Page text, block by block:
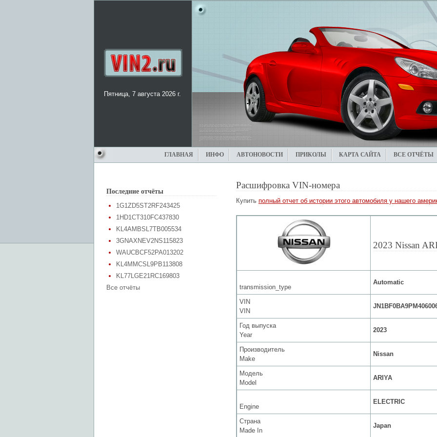
Пятница, 7 августа 2026 г.
ГЛАВНАЯ ИНФО АВТОНОВОСТИ ПРИКОЛЫ КАРТА САЙТА ВСЕ ОТЧЁТЫ
Последние отчёты
1G1ZD5ST2RF243425
1HD1CT310FC437830
KL4AMBSL7TB005534
3GNAXNEV2NS115823
WAUCBCF52PA013202
KL4MMCSL9PB113808
KL77LGE21RC169803
Все отчёты
Расшифровка VIN-номера
Купить полный отчет об истории этого автомобиля у нашего
2023 Nissan
transmission_type
Automatic
VIN
VIN
Год выпуска
Year
2023
Производитель
Make
Nissan
Модель
Model
ARIYA
Engine
ELECTRIC
Страна
Made In
Japan